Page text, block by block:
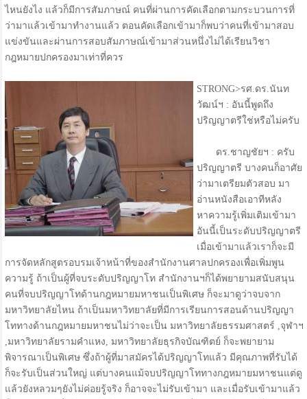
ไหนยังไง แล้วก็มีการสัมภาษณ์ คนที่ผ่านการคัดเลือกตามกระบวนการที่
ว่ามาแล้วเข้ามาทำงานแล้ว ตอนคัดเลือกเข้ามาก็พบว่าคนที่เข้ามาสอบ
แข่งขันและผ่านการสอบสัมภาษณ์เข้ามาส่วนหนึ่งไม่ได้เรียนวิชา
กฎหมายปกครองมาเท่าที่ควร
STRONG>รศ.ดร.นันท
วัฒน์ฯ : อันนี้พูดถึง
ปริญญาตรีใช่หรือไม่ครับ
ดร.ชาญชัยฯ : ครับ
ปริญญาตรี บางคนก็อาศัย
ว่ามาเตรียมตัวสอบ มา
อ่านหนังสือเอาทีหลัง
หาความรู้เพิ่มเติมเข้ามา
อันนี้เป็นระดับปริญญาตรี
เมื่อเข้ามาแล้วเราก็จะมี
การจัดหลักสูตรอบรมเจ้าหน้าที่ของสำนักงานศาลปกครองเพื่อเพิ่มพูน
ความรู้ ถ้าเป็นผู้ที่จบระดับปริญญาโท สำนักงานฯก็ได้พยายามสนับสนุน
คนที่จบปริญญาโทด้านกฎหมายมหาชนเป็นพิเศษ ก็จะมาดูว่าจบจาก
มหาวิทยาลัยไหน ถ้าเป็นมหาวิทยาลัยที่มีการเรียนการสอนด้านปริญญา
โททางด้านกฎหมายมหาชนไม่ว่าจะเป็น มหาวิทยาลัยธรรมศาสตร์ ,จุฬาฯ
,มหาวิทยาลัยรามคำแหง, มหาวิทยาลัยธุรกิจบัณฑิตย์ ก็จะพยายาม
พิจารณาเป็นพิเศษ ซึ่งถ้าผู้ที่มาสมัครได้ปริญญาโทแล้ว มีคุณภาพที่รับได้
ก็จะรับเป็นส่วนใหญ่ แต่บางคนแม้จบปริญญาโททางกฎหมายมหาชนแต่ดู
แล้วยังหลวมๆยังไม่ค่อยรู้จริง ก็อาจจะไม่รับเข้ามา และเมื่อรับเข้ามาแล้ว